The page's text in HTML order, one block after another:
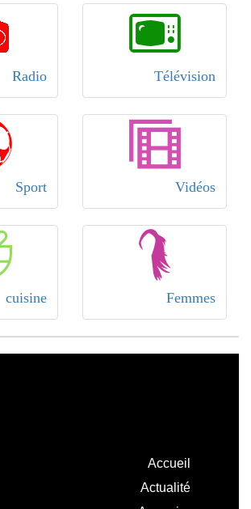
Télévision
Radio
Vidéos
Sport
Femmes
cuisine
Accueil
Actualité